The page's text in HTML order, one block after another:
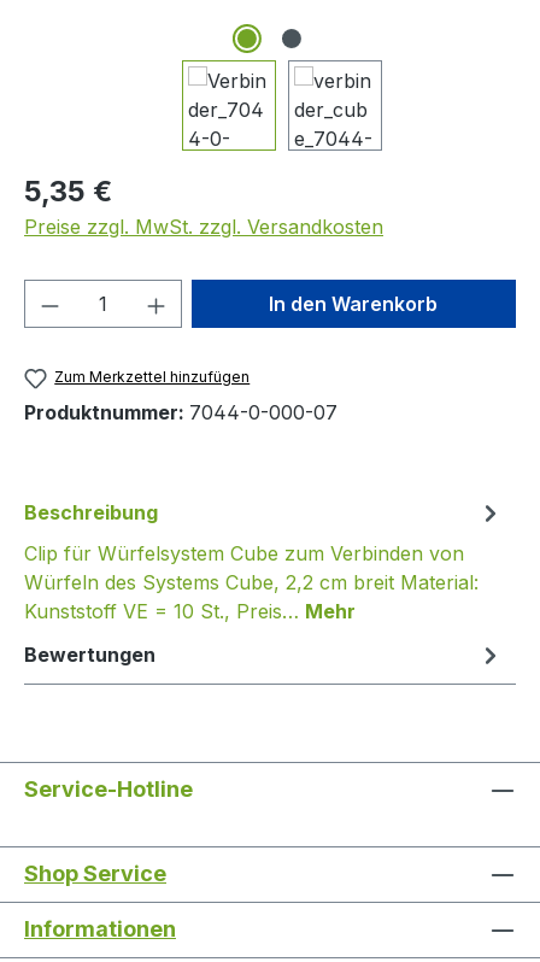
Regulärer Preis:
5,35 €
Preise zzgl. MwSt. zzgl. Versandkosten
Produkt Anzahl: Gib denIn den Warenkorb
Zum Merkzettel hinzufügen
Produktnummer: 7044-0-000-07
Beschreibung
Clip für Würfelsystem Cube zum Verbinden von
Würfeln des Systems Cube, 2,2 cm breit Material:
Kunststoff VE = 10 St., Preis… Mehr
Bewertungen
Service-Hotline
Shop Service
Informationen